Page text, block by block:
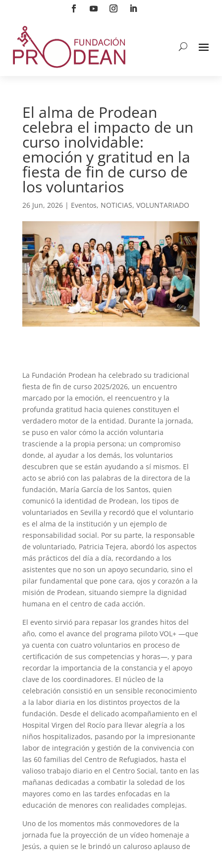
El alma de Prodean
celebra el impacto de un
curso inolvidable:
emoción y gratitud en la
fiesta de fin de curso de
los voluntarios
26 Jun, 2026| Eventos, NOTICIAS, VOLUNTARIADO
La Fundación Prodean ha celebrado su tradicional
fiesta de fin de curso 2025/2026, un encuentro
marcado por la emoción, el reencuentro y la
profunda gratitud hacia quienes constituyen el
verdadero motor de la entidad. Durante la jornada,
se puso en valor cómo la acción voluntaria
trasciende a la propia persona; un compromiso
donde, al ayudar a los demás, los voluntarios
descubren que se están ayudando a sí mismos. El
acto se abrió con las palabras de la directora de la
fundación, María García de los Santos, quien
comunicó la identidad de Prodean, los tipos de
voluntariados en Sevilla y recordó que el voluntario
es el alma de la institución y un ejemplo de
responsabilidad social. Por su parte, la responsable
de voluntariado, Patricia Tejera, abordó los aspectos
más prácticos del día a día, recordando a los
asistentes que no son un apoyo secundario, sino el
pilar fundamental que pone cara, ojos y corazón a la
misión de Prodean, situando siempre la dignidad
humana en el centro de cada acción.
El evento sirvió para repasar los grandes hitos del
año, como el avance del programa piloto VOL+ —que
ya cuenta con cuatro voluntarios en proceso de
certificación de sus competencias y horas—, y para
recordar la importancia de la constancia y el apoyo
clave de los coordinadores. El núcleo de la
celebración consistió en un sensible reconocimiento
a la labor diaria en los distintos proyectos de la
fundación. Desde el delicado acompañamiento en el
Hospital Virgen del Rocío para llevar alegría a los
niños hospitalizados, pasando por la impresionante
labor de integración y gestión de la convivencia con
las 60 familias del Centro de Refugiados, hasta el
valioso trabajo diario en el Centro Social, tanto en las
mañanas dedicadas a combatir la soledad de los
mayores como en las tardes enfocadas en la
educación de menores con realidades complejas.
Uno de los momentos más conmovedores de la
jornada fue la proyección de un vídeo homenaje a
Jesús, a quien se le brindó un caluroso aplauso de